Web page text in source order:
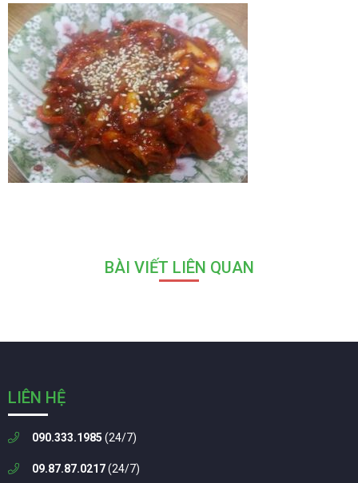
BÀI VIẾT LIÊN QUAN
LIÊN HỆ
090.333.1985 (24/7)
09.87.87.0217(24/7)